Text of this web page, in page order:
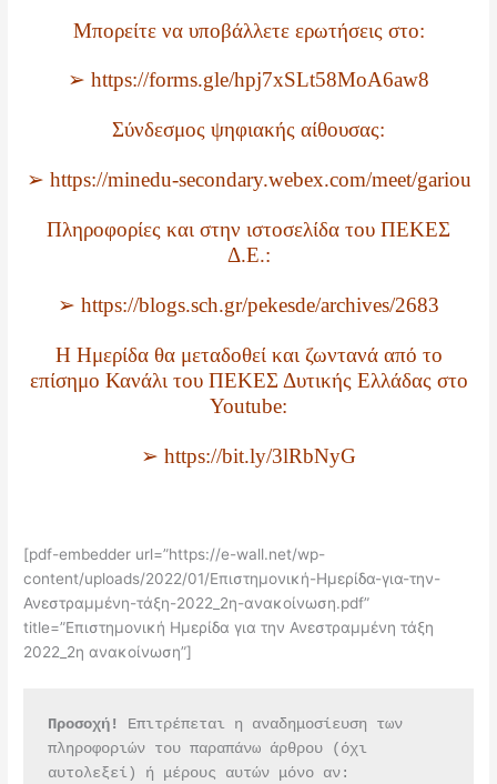
Μπορείτε να υποβάλλετε ερωτήσεις στο:
➢ https://forms.gle/hpj7xSLt58MoA6aw8
Σύνδεσμος ψηφιακής αίθουσας:
➢ https://minedu-secondary.webex.com/meet/gariou
Πληροφορίες και στην ιστοσελίδα του ΠΕΚΕΣ
Δ.Ε.:
➢ https://blogs.sch.gr/pekesde/archives/2683
Η Ημερίδα θα μεταδοθεί και ζωντανά από το
επίσημο Κανάλι του ΠΕΚΕΣ Δυτικής Ελλάδας στο
Youtube:
➢ https://bit.ly/3lRbNyG
[pdf-embedder url=”https://e-wall.net/wp-
content/uploads/2022/01/Επιστημονική-Ημερίδα-για-την-
Ανεστραμμένη-τάξη-2022_2η-ανακοίνωση.pdf”
title=”Επιστημονική Ημερίδα για την Ανεστραμμένη τάξη
2022_2η ανακοίνωση”]
Προσοχή!
Επιτρέπεται η αναδημοσίευση των
πληροφοριών του παραπάνω άρθρου (όχι
αυτολεξεί) ή μέρους αυτών μόνο αν: